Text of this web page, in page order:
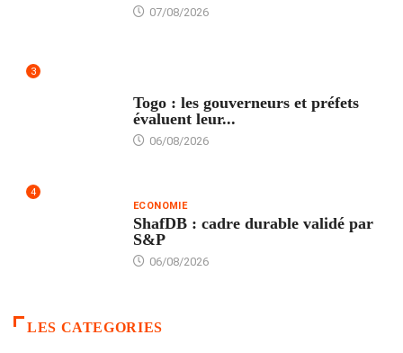
07/08/2026
3
Togo : les gouverneurs et préfets
évaluent leur...
06/08/2026
4
ECONOMIE
ShafDB : cadre durable validé par
S&P
06/08/2026
LES CATEGORIES